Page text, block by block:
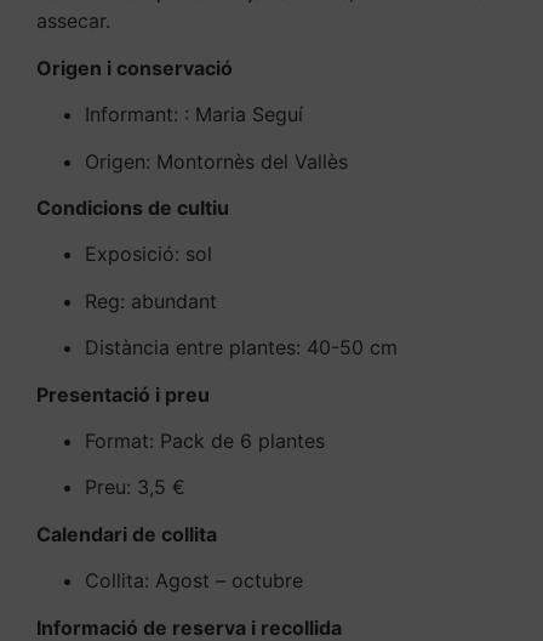
assecar.
Origen i conservació
Informant: : Maria Seguí
Origen: Montornès del Vallès
Condicions de cultiu
Exposició: sol
Reg: abundant
Distància entre plantes: 40-50 cm
Presentació i preu
Format: Pack de 6 plantes
Preu: 3,5 €
Calendari de collita
Collita: Agost – octubre
Informació de reserva i recollida